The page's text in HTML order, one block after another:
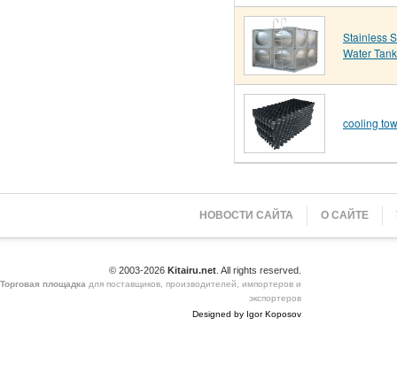
Stainless
Water Tank
cooling
НОВОСТИ САЙТА О САЙТЕ
© 2003-2026 Kitairu.net . All rights reserved.
Торговая площадка для поставщиков, производителей, импортеров и
экспортеров
Designed by Igor Koposov